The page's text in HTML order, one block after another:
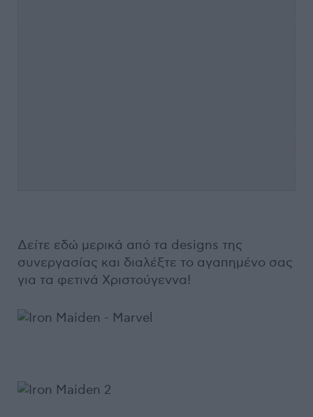
Δείτε εδώ μερικά από τα designs της
συνεργασίας και διαλέξτε το αγαπημένο σας
για τα φετινά Χριστούγεννα!